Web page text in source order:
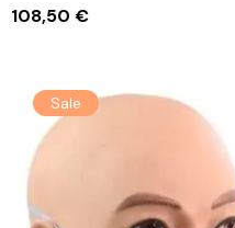
108,50 €
Sale